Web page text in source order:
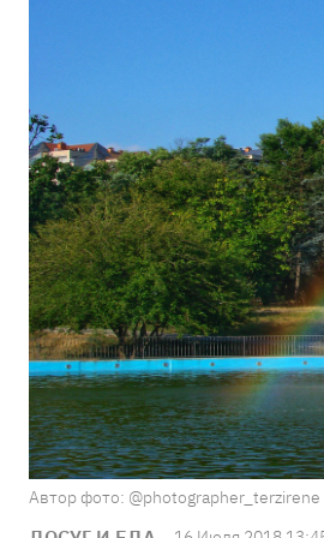
Автор фото: @photographer_terzirene